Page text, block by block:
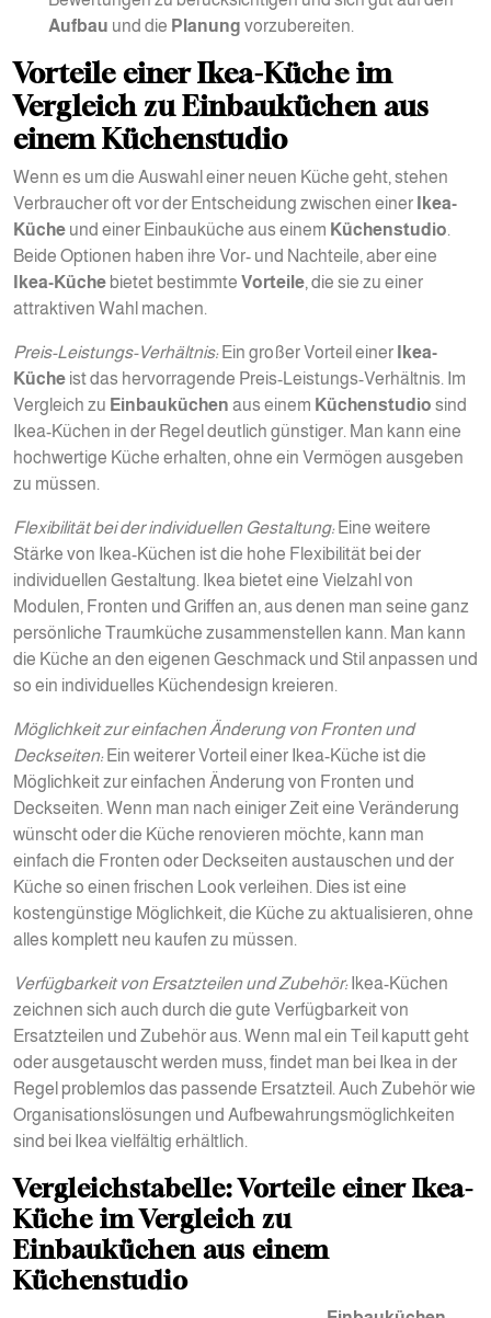
Aufbau und die Planung vorzubereiten.
Vorteile einer Ikea-Küche im
Vergleich zu Einbauküchen aus
einem Küchenstudio
Wenn es um die Auswahl einer neuen Küche geht, stehen
Verbraucher oft vor der Entscheidung zwischen einer
Ikea-
Küche und einer Einbauküche aus einem Küchenstudio.
Beide Optionen haben ihre Vor- und Nachteile, aber eine
Ikea-Küche bietet bestimmte Vorteile, die sie zu einer
attraktiven Wahl machen.
Preis-Leistungs-Verhältnis: Ein großer Vorteil einer
Ikea-
Küche ist das hervorragende Preis-Leistungs-Verhältnis. Im
Vergleich zu Einbauküchen aus einem Küchenstudio sind
Ikea-Küchen in der Regel deutlich günstiger. Man kann eine
hochwertige Küche erhalten, ohne ein Vermögen ausgeben
zu müssen.
Flexibilität bei der individuellen Gestaltung: Eine weitere
Stärke von Ikea-Küchen ist die hohe Flexibilität bei der
individuellen Gestaltung. Ikea bietet eine Vielzahl von
Modulen, Fronten und Griffen an, aus denen man seine ganz
persönliche Traumküche zusammenstellen kann. Man kann
die Küche an den eigenen Geschmack und Stil anpassen und
so ein individuelles Küchendesign kreieren.
Möglichkeit zur einfachen Änderung von Fronten und
Deckseiten: Ein weiterer Vorteil einer Ikea-Küche ist die
Möglichkeit zur einfachen Änderung von Fronten und
Deckseiten. Wenn man nach einiger Zeit eine Veränderung
wünscht oder die Küche renovieren möchte, kann man
einfach die Fronten oder Deckseiten austauschen und der
Küche so einen frischen Look verleihen. Dies ist eine
kostengünstige Möglichkeit, die Küche zu aktualisieren, ohne
alles komplett neu kaufen zu müssen.
Verfügbarkeit von Ersatzteilen und Zubehör: Ikea-Küchen
zeichnen sich auch durch die gute Verfügbarkeit von
Ersatzteilen und Zubehör aus. Wenn mal ein Teil kaputt geht
oder ausgetauscht werden muss, findet man bei Ikea in der
Regel problemlos das passende Ersatzteil. Auch Zubehör wie
Organisationslösungen und Aufbewahrungsmöglichkeiten
sind bei Ikea vielfältig erhältlich.
Vergleichstabelle: Vorteile einer Ikea-
Küche im Vergleich zu
Einbauküchen aus einem
Küchenstudio